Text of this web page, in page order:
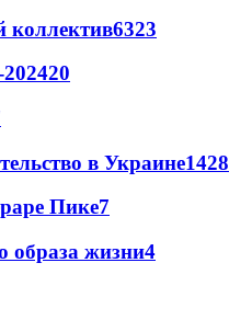
коллектив6323
20
в Украине1428
Пике7
образа жизни4